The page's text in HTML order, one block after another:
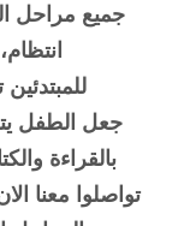
جميع مراحل
جعل الطفل
بالقراءة
تواصلوا معنا